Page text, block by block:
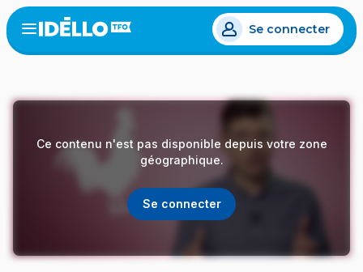
Aller
au
contenu
Open
menu
Se connecter
Ce contenu n'est pas disponible depuis votre zone
géographique.
Se connecter